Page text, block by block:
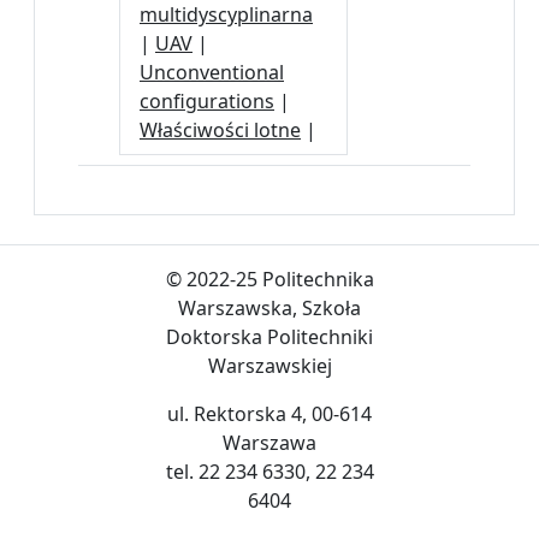
multidyscyplinarna
| UAV |
Unconventional
configurations |
Właściwości lotne |
© 2022-25 Politechnika
Warszawska, Szkoła
Doktorska Politechniki
Warszawskiej
ul. Rektorska 4, 00-614
Warszawa
tel. 22 234 6330, 22 234
6404